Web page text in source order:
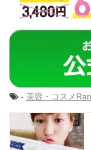
- 美容・コスメ